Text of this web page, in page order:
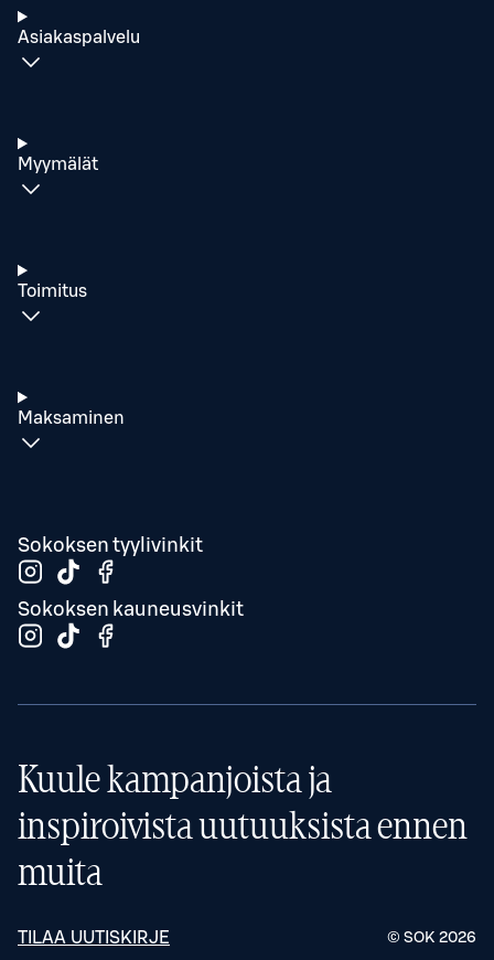
Asiakaspalvelu
Myymälät
Toimitus
Maksaminen
Sokoksen tyylivinkit
Sokoksen kauneusvinkit
Kuule kampanjoista ja
inspiroivista uutuuksista ennen
muita
TILAA UUTISKIRJE © SOK 2026